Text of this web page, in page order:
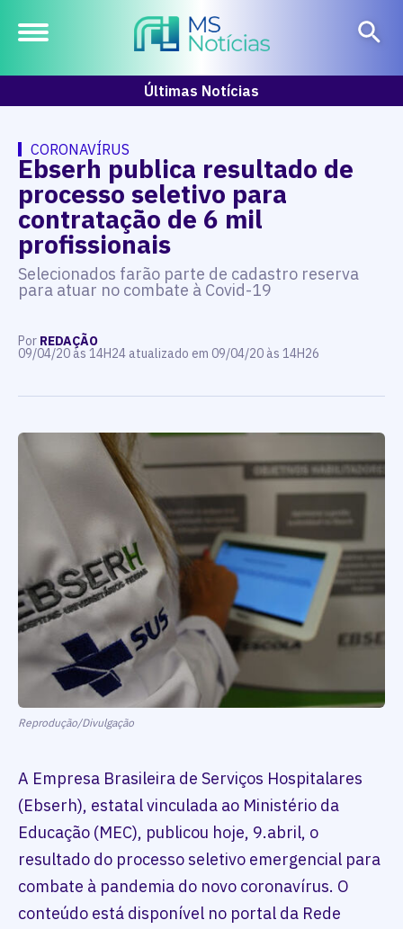
Últimas Notícias
CORONAVÍRUS
Ebserh publica resultado de
processo seletivo para
contratação de 6 mil
profissionais
Selecionados farão parte de cadastro reserva
para atuar no combate à Covid-19
Por REDAÇÃO
09/04/20 às 14H24 atualizado em 09/04/20 às 14H26
Reprodução/Divulgação
A Empresa Brasileira de Serviços Hospitalares
(Ebserh), estatal vinculada ao Ministério da
Educação (MEC), publicou hoje, 9.abril, o
resultado do processo seletivo emergencial para
combate à pandemia do novo coronavírus. O
conteúdo está disponível no portal da Rede